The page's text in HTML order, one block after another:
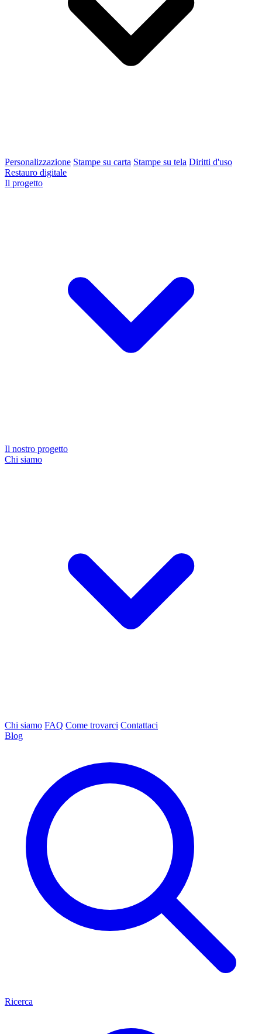
Personalizzazione Stampe su carta Stampe su tela Diritti d'uso
Restauro digitale
Il progetto
Il nostro progetto
Chi siamo
Chi siamo FAQ Come trovarci Contattaci
Blog
Ricerca